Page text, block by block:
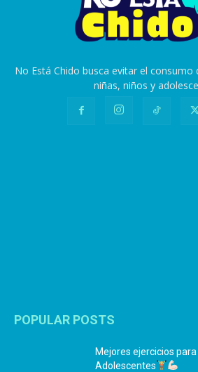
No Está Chido busca evitar el
niñas, niños y
POPULAR POSTS
Mejores ejercicios para
Adolescentes